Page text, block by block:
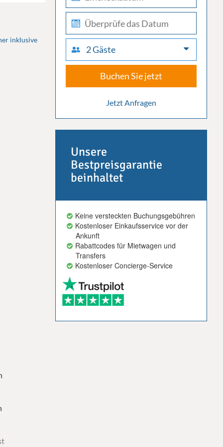
check-
out
2 Gäste
Buchen Sie jetzt
Jetzt Anfragen
Unsere
Bestpreisgarantie
beinhaltet
Keine versteckten Buchungsgebühren
Kostenloser Einkaufsservice vor der
Ankunft
Rabattcodes für Mietwagen und
Transfers
Kostenloser Concierge-Service
inklusive